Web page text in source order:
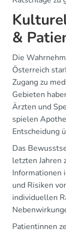
&
Die
Österreich
Zugang zu
Gebieten
Ärzten und
spielen
Entscheidung
Das
letzten Jahren
Informationen
und Risiken
individuellen
Patientinnen